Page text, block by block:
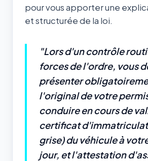
pour vous apporter une
et structurée de la loi.
"Lors d'un contrôle
forces de l'ordre, vous
présenter
l'original de votre
conduire en cours de
certificat
grise) du véhicule à
jour, et l'attestation